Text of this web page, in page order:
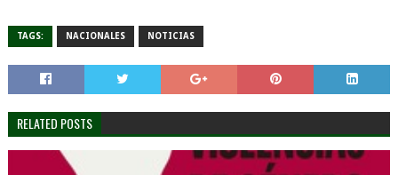
TAGS: NACIONALES NOTICIAS
RELATED POSTS